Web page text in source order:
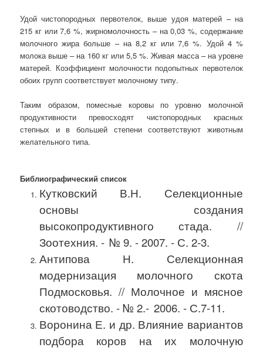
Удой чистопородных первотелок, выше удоя матерей – на
215 кг или 7,6 %, жирномолочность – на 0,03 %, содержание
молочного жира больше – на 8,2 кг или 7,6 %. Удой 4 %
молока выше – на 160 кг или 5,5 %. Живая масса – на уровне
матерей. Коэффициент молочности подопытных первотелок
обоих групп соответствует молочному типу.
Таким образом, помесные коровы по уровню молочной
продуктивности превосходят чистопородных красных
степных и в большей степени соответствуют животным
желательного типа.
Библиографический список
Кутковский В.Н. Селекционные
основы создания
высокопродуктивного стада. //
Зоотехния. - № 9. - 2007. - С. 2-3.
Антипова Н. Селекционная
модернизация молочного скота
Подмосковья. // Молочное и мясное
скотоводство. - № 2.- 2006. - С.7-11.
Воронина Е. и др. Влияние вариантов
подбора коров на их молочную